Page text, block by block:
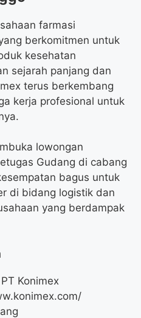
farmasi
berkomitmen untuk
kesehatan
sejarah panjang dan
terus berkembang
kerja profesional untuk
lowongan
Gudang di cabang
bagus untuk
di bidang logistik dan
yang berdampak
PT Konimex